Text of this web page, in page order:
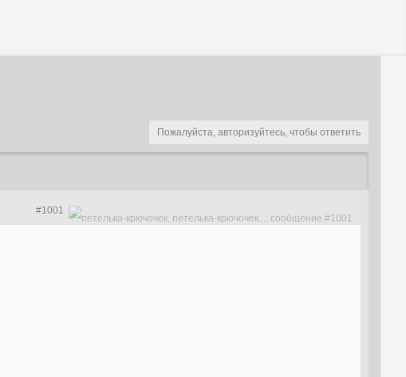
Пожалуйста, авторизуйтесь, чтобы ответить
#1001